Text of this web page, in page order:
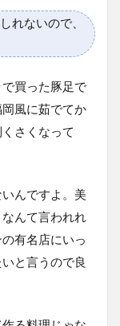
れないので、
買った豚足で
風に茹でてか
さくなって
んですよ。美
んて言われれ
有名店にいっ
と言うので良